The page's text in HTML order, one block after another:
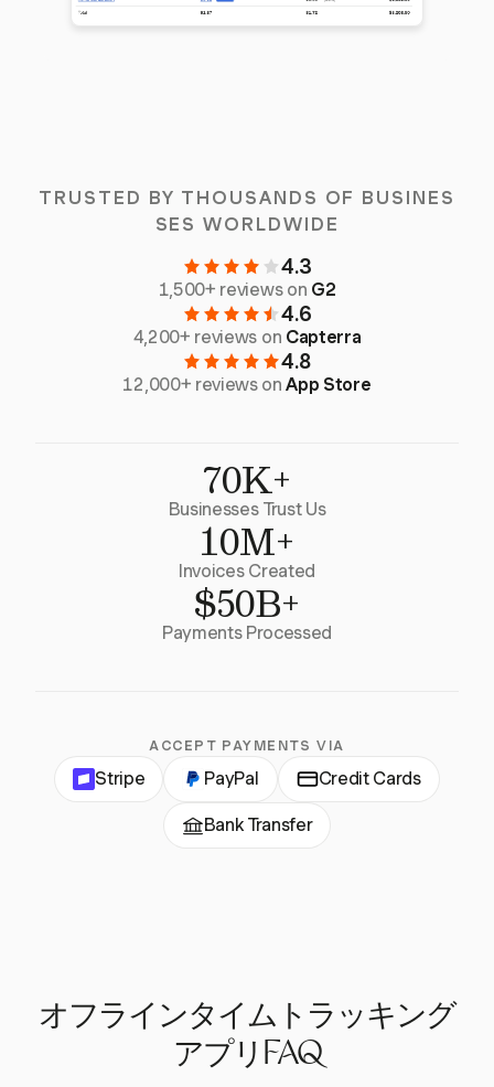
TRUSTED BY THOUSANDS OF BUSINES
SES WORLDWIDE
4.3
1,500+ reviews on G2
4.6
4,200+ reviews on Capterra
4.8
12,000+ reviews onApp Store
70K+
Businesses Trust Us
10M+
Invoices Created
$50B+
Payments Processed
ACCEPT PAYMENTS VIA
Stripe PayPal Credit Cards
Bank Transfer
オフラインタイムトラッキング
アプリFAQ